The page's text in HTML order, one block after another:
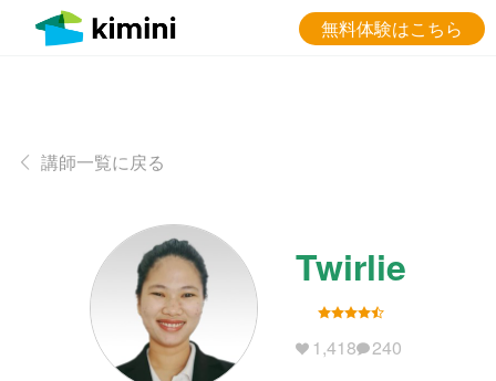
無料体験はこちら
講師一覧に戻る
Twirlie
1,418 240